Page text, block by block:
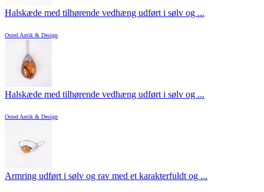
Halskæde med tilhørende vedhæng udført i sølv og ...
Osted Antik & Design
Halskæde med tilhørende vedhæng udført i sølv og ...
Osted Antik & Design
Armring udført i sølv og rav med et karakterfuldt og ...